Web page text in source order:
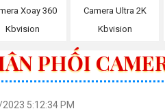
Xoay 360
Kbvision
Camera Ultra 2K
Kbvision
PHỐI
5:12:34 PM